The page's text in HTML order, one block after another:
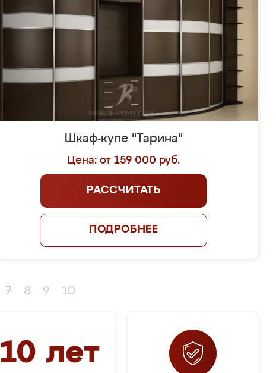
Шкаф-купе "Тарина"
Цена: от 159 000 руб.
РАССЧИТАТЬ
ПОДРОБНЕЕ
7 8 9 10
10 лет